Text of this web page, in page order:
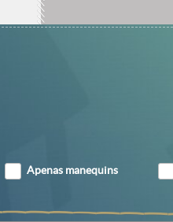
Apenas manequins